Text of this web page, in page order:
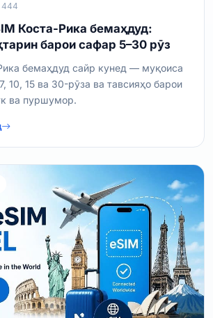
444
Коста-Рика бемаҳдуд:
барои сафар 5–30 рӯз
бемаҳдуд сайр кунед — муқоиса
10, 15 ва 30-рӯза ва тавсияҳо барои
ва пуршумор.